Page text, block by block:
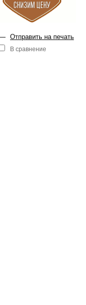
Отправить на печать
В сравнение